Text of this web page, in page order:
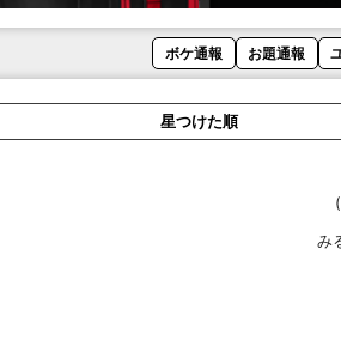
ボケ通報 お題通報
星つけた順
み